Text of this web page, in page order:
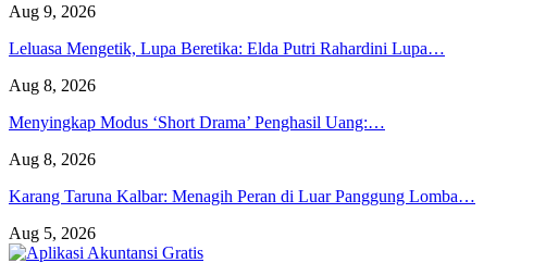
Aug 9, 2026
Leluasa Mengetik, Lupa Beretika: Elda Putri Rahardini Lupa…
Aug 8, 2026
Menyingkap Modus ‘Short Drama’ Penghasil Uang:…
Aug 8, 2026
Karang Taruna Kalbar: Menagih Peran di Luar Panggung Lomba…
Aug 5, 2026